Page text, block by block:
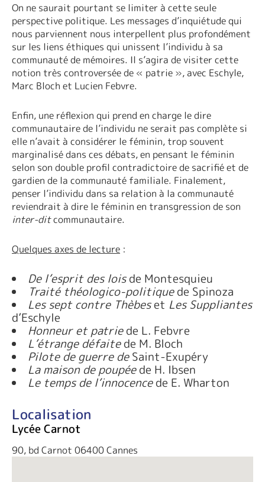
On ne saurait pourtant se limiter à cette seule
perspective politique. Les messages d’inquiétude qui
nous parviennent nous interpellent plus profondément
sur les liens éthiques qui unissent l’individu à sa
communauté de mémoires. Il s’agira de visiter cette
notion très controversée de « patrie », avec Eschyle,
Marc Bloch et Lucien Febvre.
Enfin, une réflexion qui prend en charge le dire
communautaire de l’individu ne serait pas complète si
elle n’avait à considérer le féminin, trop souvent
marginalisé dans ces débats, en pensant le féminin
selon son double profil contradictoire de sacrifié et de
gardien de la communauté familiale. Finalement,
penser l’individu dans sa relation à la communauté
reviendrait à dire le féminin en transgression de son
inter-ditcommunautaire.
Quelques axes de lecture :
De l’esprit des loisde Montesquieu
Traité théologico-politiquede Spinoza
Les sept contre Thèbeset Les Suppliantes
d’Eschyle
Honneur et patriede L. Febvre
L’étrange défaitede M. Bloch
Pilote de guerre deSaint-Exupéry
La maison de poupéede H. Ibsen
Le temps de l’innocencede E. Wharton
Localisation
Lycée Carnot
90, bd Carnot 06400 Cannes